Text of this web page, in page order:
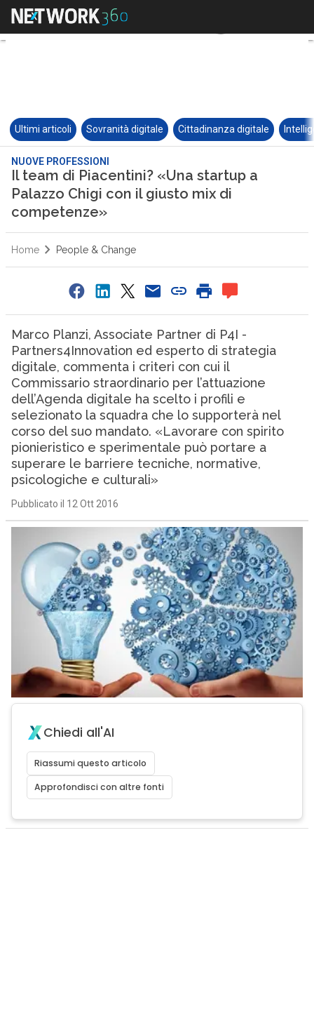
Ultimi articoli Sovranità digitale Cittadinanza digitale
NUOVE PROFESSIONI
Il team di Piacentini? «Una startup a
Palazzo Chigi con il giusto mix di
competenze»
Home People & Change
Marco Planzi, Associate Partner di P4I -
Partners4Innovation ed esperto di strategia
digitale, commenta i criteri con cui il
Commissario straordinario per l’attuazione
dell’Agenda digitale ha scelto i profili e
selezionato la squadra che lo supporterà nel
corso del suo mandato. «Lavorare con spirito
pionieristico e sperimentale può portare a
superare le barriere tecniche, normative,
psicologiche e culturali»
Pubblicato il 12 Ott 2016
Chiedi all'AI
Riassumi questo articolo
Approfondisci con altre fonti